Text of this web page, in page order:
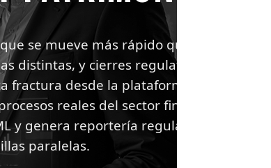
se mueve más rápido que el
distintas, y cierres regulatorios
fractura desde la plataforma con
reales del sector financiero.
y genera reportería regulatoria
paralelas.